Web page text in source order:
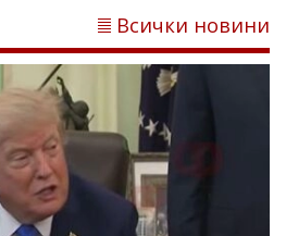
Всички новини